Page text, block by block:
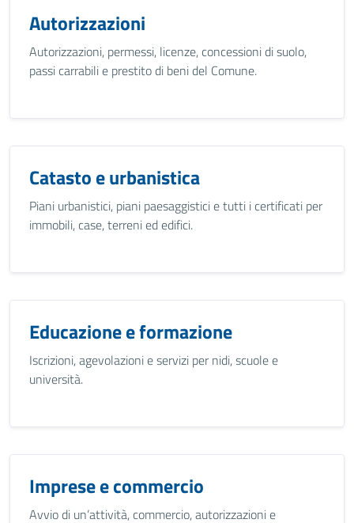
Autorizzazioni
Autorizzazioni, permessi, licenze, concessioni di suolo,
passi carrabili e prestito di beni del Comune.
Catasto e urbanistica
Piani urbanistici, piani paesaggistici e tutti i certificati per
immobili, case, terreni ed edifici.
Educazione e formazione
Iscrizioni, agevolazioni e servizi per nidi, scuole e
università.
Imprese e commercio
Avvio di un’attività, commercio, autorizzazioni e